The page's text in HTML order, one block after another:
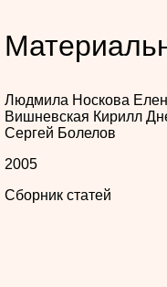
Людмила Носкова
Вишневская Кирилл
Сергей Болелов
2005
Сборник статей